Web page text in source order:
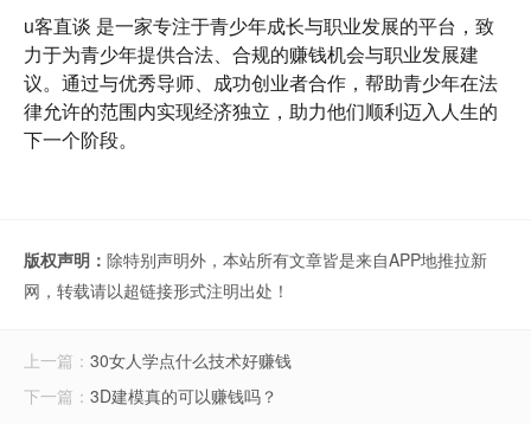
u客直谈 是一家专注于青少年成长与职业发展的平台，致
力于为青少年提供合法、合规的赚钱机会与职业发展建
议。通过与优秀导师、成功创业者合作，帮助青少年在法
律允许的范围内实现经济独立，助力他们顺利迈入人生的
下一个阶段。
版权声明： 除特别声明外，本站所有文章皆是来自APP地推拉新
网，转载请以超链接形式注明出处！
上一篇： 30女人学点什么技术好赚钱
下一篇： 3D建模真的可以赚钱吗？